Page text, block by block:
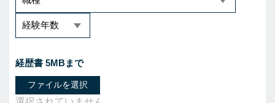
経歴書 5MBまで
ファイルを選択